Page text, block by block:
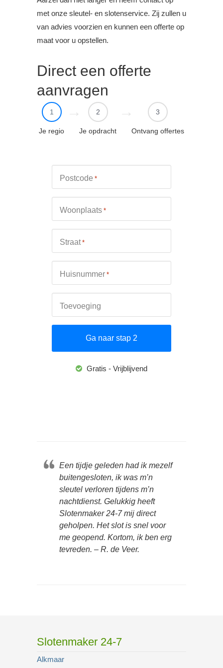
met onze sleutel- en slotenservice. Zij zullen u
van advies voorzien en kunnen een offerte op
maat voor u opstellen.
Direct een offerte
aanvragen
1
Je regio
2
Je opdracht
3
Ontvang offertes
Postcode *
Woonplaats *
Straat *
Huisnummer *
Toevoeging
Gratis - Vrijblijvend
Een tijdje geleden had ik mezelf
buitengesloten, ik was m’n
sleutel verloren tijdens m’n
nachtdienst. Gelukkig heeft
Slotenmaker 24-7 mij direct
geholpen. Het slot is snel voor
me geopend. Kortom, ik ben erg
tevreden. – R. de Veer.
Slotenmaker 24-7
Alkmaar